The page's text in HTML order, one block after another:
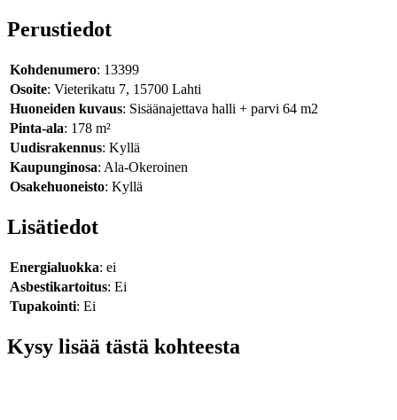
Perustiedot
Kohdenumero: 13399
Osoite: Vieterikatu 7, 15700 Lahti
Huoneiden kuvaus: Sisäänajettava halli + parvi 64 m2
Pinta-ala: 178 m²
Uudisrakennus: Kyllä
Kaupunginosa: Ala-Okeroinen
Osakehuoneisto: Kyllä
Lisätiedot
Energialuokka: ei
Asbestikartoitus: Ei
Tupakointi: Ei
Kysy lisää tästä kohteesta